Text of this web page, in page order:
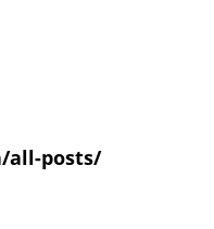
all-posts/